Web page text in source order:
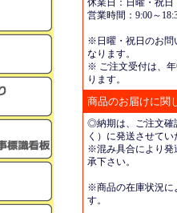
休業日：日曜・祝日
営業時間：9:00～
※日曜・祝日のお問
なります。
※ ご注文受付は、
ります。
商品のお届けに関
◎納期は、ご注文確
く）に発送させて
※混み具合により発
承下さい。
※商品の在庫状況に
す。